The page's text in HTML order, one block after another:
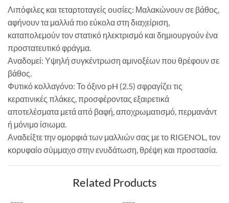
Λιπόφιλες και τεταρτοταγείς ουσίες: Μαλακώνουν σε βάθος,
αφήνουν τα μαλλιά πιο εύκολα στη διαχείριση,
καταπολεμούν τον στατικό ηλεκτρισμό και δημιουργούν ένα
προστατευτικό φράγμα.
Αναδομεί: Υψηλή συγκέντρωση αμινοξέων που θρέφουν σε
βάθος.
Φυτικό κολλαγόνο: Το όξινο pH (2.5) σφραγίζει τις
κερατινικές πλάκες, προσφέροντας εξαιρετικά
αποτελέσματα μετά από βαφή, αποχρωματισμό, περμανάντ
ή μόνιμο ίσιωμα.
Αναδείξτε την ομορφιά των μαλλιών σας με το RIGENOL, τον
κορυφαίο σύμμαχο στην ενυδάτωση, θρέψη και προστασία.
Related Products